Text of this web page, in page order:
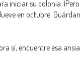
su colonia. ¡Pero
en octubre.
sí, encuentre esa